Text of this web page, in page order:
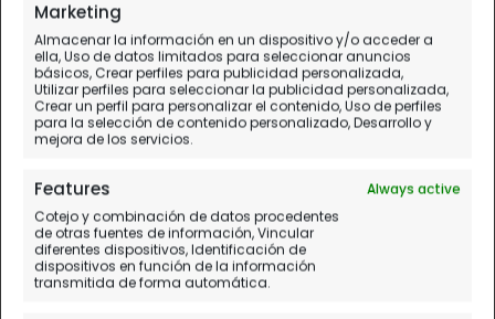
Marketing
Almacenar la información en un dispositivo y/o acceder a
ella, Uso de datos limitados para seleccionar anuncios
básicos, Crear perfiles para publicidad personalizada,
Utilizar perfiles para seleccionar la publicidad personalizada,
Crear un perfil para personalizar el contenido, Uso de perfiles
para la selección de contenido personalizado, Desarrollo y
mejora de los servicios.
Features
Always active
Cotejo y combinación de datos procedentes
de otras fuentes de información, Vincular
diferentes dispositivos, Identificación de
dispositivos en función de la información
transmitida de forma automática.